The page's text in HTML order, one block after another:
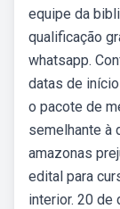
equipe da
qualificação
whatsapp.
datas de
o pacote de
semelhante à
amazonas
edital para
interior. 20 de